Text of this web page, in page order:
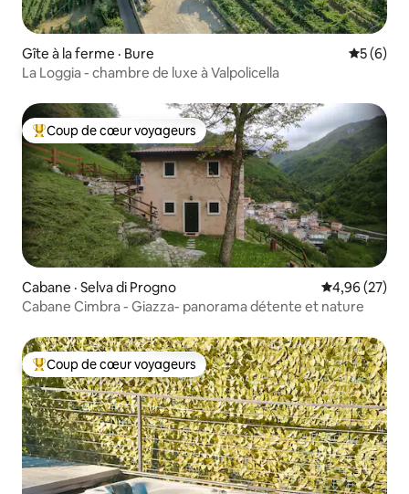
Gîte à la ferme · Bure Note
5 (6)
La Loggia - chambre de luxe à Valpolicella
Coup de cœur voyageurs parmi les plus aimés
Coup de cœur voyageurs
Cabane · Selva di Progno Note
4,96 (27)
Cabane Cimbra - Giazza- panorama détente et nature
Coup de cœur voyageurs parmi les plus aimés
Coup de cœur voyageurs